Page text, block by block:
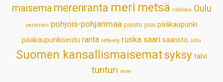
maisema merenranta meri metsä näköala Oulu
perämeri pohjois-pohjanmaa puisto puu pääkaupunki
pääkaupunkiseutu ranta retkeily ruska saari saaristo silta
Suomen kansallismaisematsyksy talvi
tunturi vene